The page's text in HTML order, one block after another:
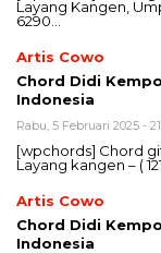
Layang Kangen,
6290…
Artis Cowo
Chord Didi
Indonesia
Rabu, 5 Februari 2025 -
[wpchords] Chord
Layang kangen – (
Artis Cowo
Chord Didi
Indonesia